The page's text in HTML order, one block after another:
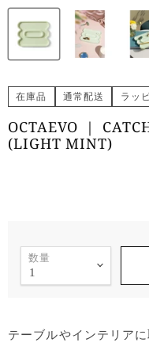
在庫品 通常配送 ラッ
OCTAEVO ｜
(LIGHT MINT)
数量
テーブルやインテリア